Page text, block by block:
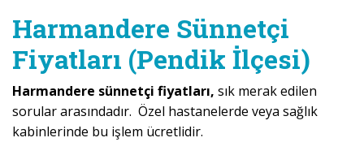
Harmandere Sünnetçi
Fiyatları (Pendik İlçesi)
Harmandere sünnetçi fiyatları, sık merak edilen
sorular arasındadır. Özel hastanelerde veya sağlık
kabinlerinde bu işlem ücretlidir.